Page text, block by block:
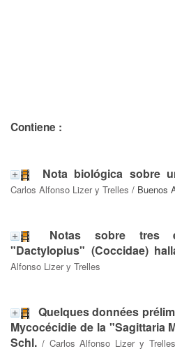
Contiene :
Nota biológica sobre
Carlos Alfonso Lizer y Trelles / Buenos
Notas sobre tres
"Dactylopius" (Coccidae)
Alfonso Lizer y Trelles
Quelques données
Mycocécidie de la "Sagittaria
Schl. / Carlos Alfonso Lizer y Trelles